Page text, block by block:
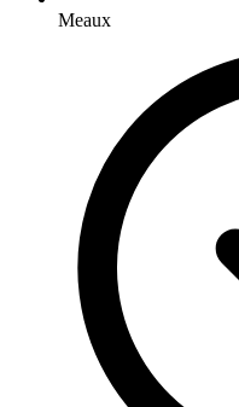
Meaux